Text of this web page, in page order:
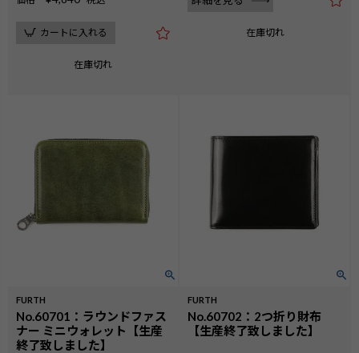
カートに入れる
在庫切れ
在庫切れ
FURTH
No.60701：ラウンドファス
ナー ミニウォレット【生産
終了致しました】
FURTH
No.60702：2つ折り財布
【生産終了致しました】